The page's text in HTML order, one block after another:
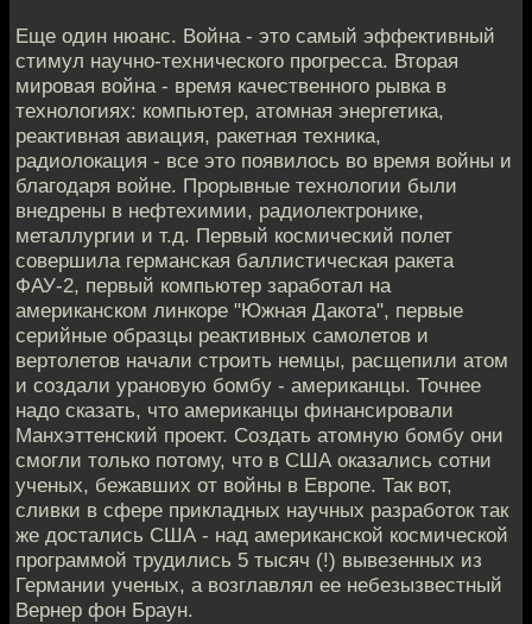
Еще один нюанс. Война - это самый эффективный
стимул научно-технического прогресса. Вторая
мировая война - время качественного рывка в
технологиях: компьютер, атомная энергетика,
реактивная авиация, ракетная техника,
радиолокация - все это появилось во время войны и
благодаря войне. Прорывные технологии были
внедрены в нефтехимии, радиолектронике,
металлургии и т.д. Первый космический полет
совершила германская баллистическая ракета
ФАУ-2, первый компьютер заработал на
американском линкоре "Южная Дакота", первые
серийные образцы реактивных самолетов и
вертолетов начали строить немцы, расщепили атом
и создали урановую бомбу - американцы. Точнее
надо сказать, что американцы финансировали
Манхэттенский проект. Создать атомную бомбу они
смогли только потому, что в США оказались сотни
ученых, бежавших от войны в Европе. Так вот,
сливки в сфере прикладных научных разработок так
же достались США - над американской космической
программой трудились 5 тысяч (!) вывезенных из
Германии ученых, а возглавлял ее небезызвестный
Вернер фон Браун.